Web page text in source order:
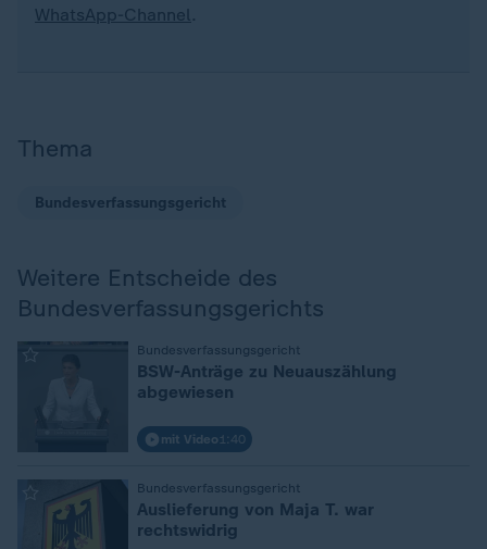
WhatsApp-Channel.
Thema
Bundesverfassungsgericht
Weitere Entscheide des
Bundesverfassungsgerichts
Bundesverfassungsgericht
BSW-Anträge zu Neuauszählung
abgewiesen
mit Video 1:40
Bundesverfassungsgericht
Auslieferung von Maja T. war
rechtswidrig